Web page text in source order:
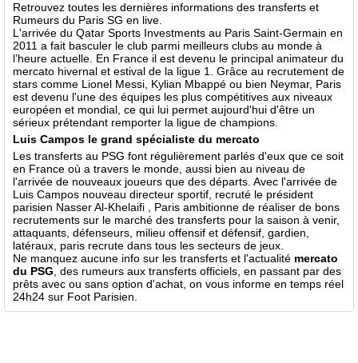
Retrouvez toutes les dernières informations des transferts et
Rumeurs du Paris SG en live.
L'arrivée du Qatar Sports Investments au Paris Saint-Germain en
2011 a fait basculer le club parmi meilleurs clubs au monde à
l’heure actuelle. En France il est devenu le principal animateur du
mercato hivernal et estival de la ligue 1. Grâce au recrutement de
stars comme Lionel Messi, Kylian Mbappé ou bien Neymar, Paris
est devenu l'une des équipes les plus compétitives aux niveaux
européen et mondial, ce qui lui permet aujourd'hui d'être un
sérieux prétendant remporter la ligue de champions.
Luis Campos le grand spécialiste du mercato
Les transferts au PSG font régulièrement parlés d'eux que ce soit
en France où a travers le monde, aussi bien au niveau de
l'arrivée de nouveaux joueurs que des départs. Avec l'arrivée de
Luis Campos nouveau directeur sportif, recruté le président
parisien Nasser Al-Khelaifi , Paris ambitionne de réaliser de bons
recrutements sur le marché des transferts pour la saison à venir,
attaquants, défenseurs, milieu offensif et défensif, gardien,
latéraux, paris recrute dans tous les secteurs de jeux.
Ne manquez aucune info sur les transferts et l'actualité mercato
du PSG , des rumeurs aux transferts officiels, en passant par des
prêts avec ou sans option d'achat, on vous informe en temps réel
24h24 sur Foot Parisien.